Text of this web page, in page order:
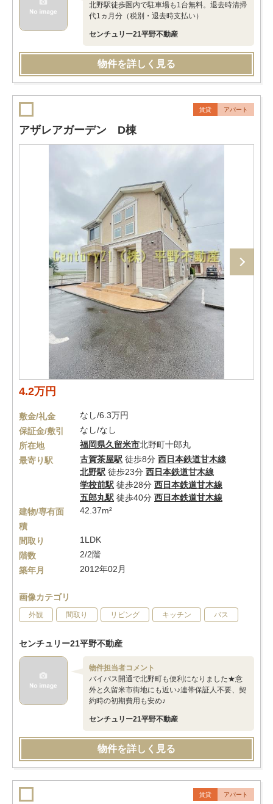
北野駅徒歩圏内で駐車場も1台無料。退去時清掃
代1ヵ月分（税別・退去時支払い）
センチュリー21平野不動産
物件を詳しく見る
賃貸 アパート
アザレアガーデン D棟
4.2万円
敷金/礼金
なし/6.3万円
保証金/敷引
なし/なし
所在地
福岡県久留米市北野町十郎丸
最寄り駅
古賀茶屋駅 徒歩8分 西日本鉄道甘木線
北野駅 徒歩23分 西日本鉄道甘木線
学校前駅 徒歩28分 西日本鉄道甘木線
五郎丸駅 徒歩40分 西日本鉄道甘木線
建物/専有面
積
42.37m²
間取り
1LDK
階数
2/2階
築年月
2012年02月
画像カテゴリ
外観 間取り リビング キッチン バス
センチュリー21平野不動産
物件担当者コメント
バイパス開通で北野町も便利になりました★意
外と久留米市街地にも近い♪連帯保証人不要、契
約時の初期費用も安め♪
センチュリー21平野不動産
物件を詳しく見る
賃貸 アパート